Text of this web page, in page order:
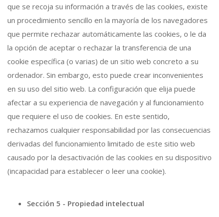
que se recoja su información a través de las cookies, existe
un procedimiento sencillo en la mayoría de los navegadores
que permite rechazar automáticamente las cookies, o le da
la opción de aceptar o rechazar la transferencia de una
cookie específica (o varias) de un sitio web concreto a su
ordenador. Sin embargo, esto puede crear inconvenientes
en su uso del sitio web. La configuración que elija puede
afectar a su experiencia de navegación y al funcionamiento
que requiere el uso de cookies. En este sentido,
rechazamos cualquier responsabilidad por las consecuencias
derivadas del funcionamiento limitado de este sitio web
causado por la desactivación de las cookies en su dispositivo
(incapacidad para establecer o leer una cookie).
Sección 5 - Propiedad intelectual